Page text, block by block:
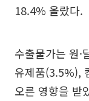
18.4% 올랐다.
수출물가는 원·
유제품(3.5%),
오른 영향을 받